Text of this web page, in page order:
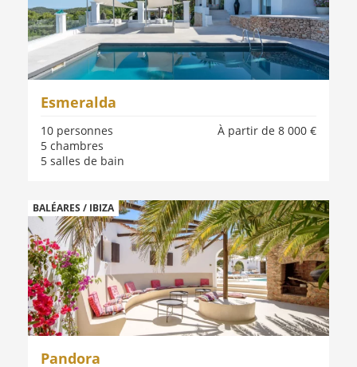
Esmeralda
À partir de 8 000 €
10 personnes
5 chambres
5 salles de bain
BALÉARES / IBIZA
Pandora